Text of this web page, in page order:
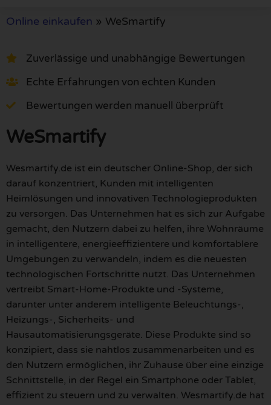
Online einkaufen » WeSmartify
Zuverlässige und unabhängige Bewertungen
Echte Erfahrungen von echten Kunden
Bewertungen werden manuell überprüft
WeSmartify
Wesmartify.de ist ein deutscher Online-Shop, der sich
darauf konzentriert, Kunden mit intelligenten
Heimlösungen und innovativen Technologieprodukten
zu versorgen. Das Unternehmen hat es sich zur Aufgabe
gemacht, den Nutzern dabei zu helfen, ihre Wohnräume
in intelligentere, energieeffizientere und komfortablere
Umgebungen zu verwandeln, indem es die neuesten
technologischen Fortschritte nutzt. Das Unternehmen
vertreibt Smart-Home-Produkte und -Systeme,
darunter unter anderem intelligente Beleuchtungs-,
Heizungs-, Sicherheits- und
Hausautomatisierungsgeräte. Diese Produkte sind so
konzipiert, dass sie nahtlos zusammenarbeiten und es
den Nutzern ermöglichen, ihr Zuhause über eine einzige
Schnittstelle, in der Regel ein Smartphone oder Tablet,
effizient zu steuern und zu verwalten. Wesmartify.de hat